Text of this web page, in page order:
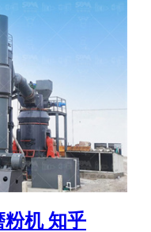
机 知乎